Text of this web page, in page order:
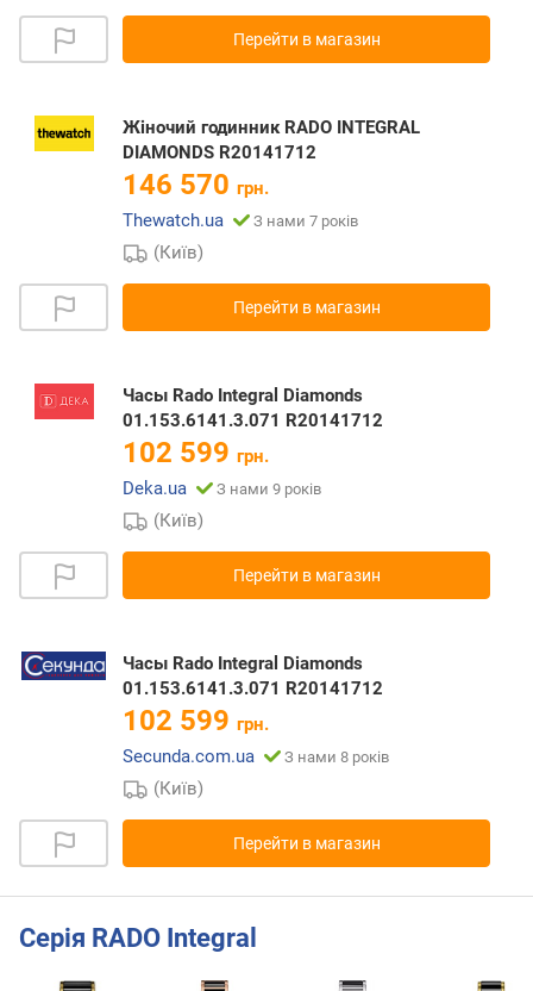
Перейти в магазин
Жіночий годинник RADO INTEGRAL
DIAMONDS R20141712
146 570 грн.
Thewatch.ua
З нами 7 років
(Київ)
Перейти в магазин
Часы Rado Integral Diamonds
01.153.6141.3.071 R20141712
102 599 грн.
Deka.ua
З нами 9 років
(Київ)
Перейти в магазин
Часы Rado Integral Diamonds
01.153.6141.3.071 R20141712
102 599 грн.
Secunda.com.ua
З нами 8 років
(Київ)
Перейти в магазин
Серія RADO Integral